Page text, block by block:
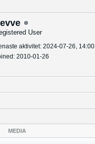
User
aktivitet: 2024-07-26, 14:00
2010-01-26
MEDIA